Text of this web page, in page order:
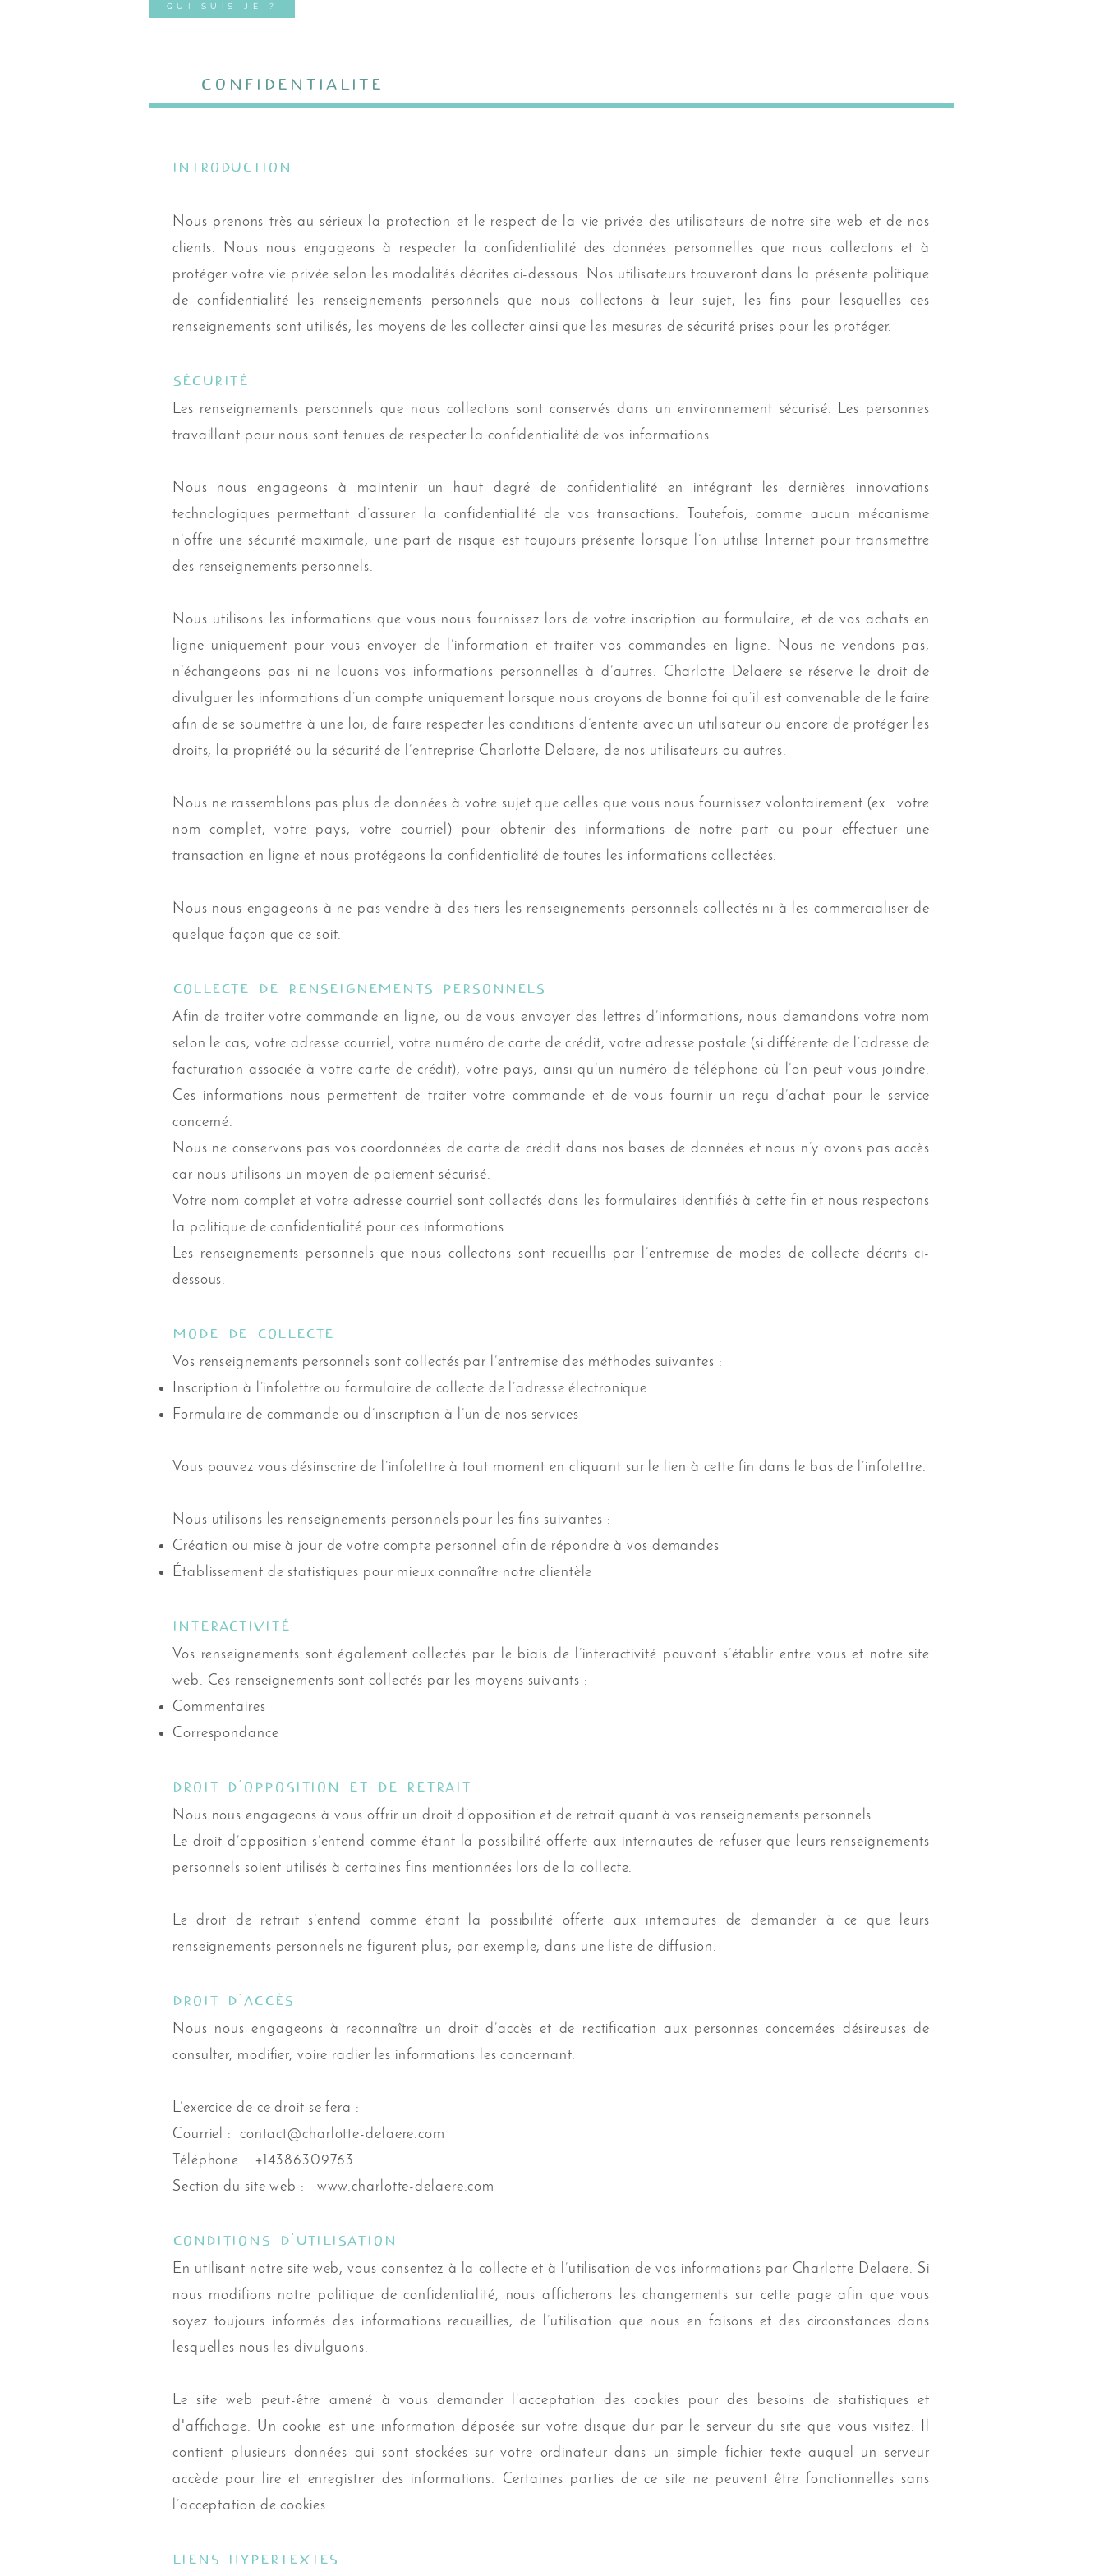
QUI SUIS-JE ?
CONFIDENTIALITE
Introduction
Nous prenons très au sérieux la protection et le respect de la vie privée des utilisateurs de notre site web et de nos
clients. Nous nous engageons à respecter la confidentialité des données personnelles que nous collectons et à
protéger votre vie privée selon les modalités décrites ci-dessous. Nos utilisateurs trouveront dans la présente politique
de confidentialité les renseignements personnels que nous collectons à leur sujet, les fins pour lesquelles ces
renseignements sont utilisés, les moyens de les collecter ainsi que les mesures de sécurité prises pour les protéger.
Sécurité
Les renseignements personnels que nous collectons sont conservés dans un environnement sécurisé. Les personnes
travaillant pour nous sont tenues de respecter la confidentialité de vos informations.
Nous nous engageons à maintenir un haut degré de confidentialité en intégrant les dernières innovations
technologiques permettant d’assurer la confidentialité de vos transactions. Toutefois, comme aucun mécanisme
n’offre une sécurité maximale, une part de risque est toujours présente lorsque l’on utilise Internet pour transmettre
des renseignements personnels.
Nous utilisons les informations que vous nous fournissez lors de votre inscription au formulaire, et de vos achats en
ligne uniquement pour vous envoyer de l’information et traiter vos commandes en ligne. Nous ne vendons pas,
n’échangeons pas ni ne louons vos informations personnelles à d’autres. Charlotte Delaere se réserve le droit de
divulguer les informations d’un compte uniquement lorsque nous croyons de bonne foi qu’il est convenable de le faire
afin de se soumettre à une loi, de faire respecter les conditions d’entente avec un utilisateur ou encore de protéger les
droits, la propriété ou la sécurité de l’entreprise Charlotte Delaere, de nos utilisateurs ou autres.
Nous ne rassemblons pas plus de données à votre sujet que celles que vous nous fournissez volontairement (ex : votre
nom complet, votre pays, votre courriel) pour obtenir des informations de notre part ou pour effectuer une
transaction en ligne et nous protégeons la confidentialité de toutes les informations collectées.
Nous nous engageons à ne pas vendre à des tiers les renseignements personnels collectés ni à les commercialiser de
quelque façon que ce soit.
Collecte de renseignements personnels
Afin de traiter votre commande en ligne, ou de vous envoyer des lettres d’informations, nous demandons votre nom
selon le cas, votre adresse courriel, votre numéro de carte de crédit, votre adresse postale (si différente de l’adresse de
facturation associée à votre carte de crédit), votre pays, ainsi qu’un numéro de téléphone où l’on peut vous joindre.
Ces informations nous permettent de traiter votre commande et de vous fournir un reçu d’achat pour le service
concerné.
Nous ne conservons pas vos coordonnées de carte de crédit dans nos bases de données et nous n’y avons pas accès
car nous utilisons un moyen de paiement sécurisé.
Votre nom complet et votre adresse courriel sont collectés dans les formulaires identifiés à cette fin et nous respectons
la politique de confidentialité pour ces informations.
Les renseignements personnels que nous collectons sont recueillis par l’entremise de modes de collecte décrits ci-
dessous.
Mode de collecte
Vos renseignements personnels sont collectés par l’entremise des méthodes suivantes :
Inscription à l’infolettre ou formulaire de collecte de l’adresse électronique
Formulaire de commande ou d’inscription à l’un de nos services
Vous pouvez vous désinscrire de l’infolettre à tout moment en cliquant sur le lien à cette fin dans le bas de l’infolettre.
Nous utilisons les renseignements personnels pour les fins suivantes :
Création ou mise à jour de votre compte personnel afin de répondre à vos demandes
Établissement de statistiques pour mieux connaître notre clientèle
Interactivité
Vos renseignements sont également collectés par le biais de l’interactivité pouvant s’établir entre vous et notre site
web. Ces renseignements sont collectés par les moyens suivants :
Commentaires
Correspondance
Droit d’opposition et de retrait
Nous nous engageons à vous offrir un droit d’opposition et de retrait quant à vos renseignements personnels.
Le droit d’opposition s’entend comme étant la possibilité offerte aux internautes de refuser que leurs renseignements
personnels soient utilisés à certaines fins mentionnées lors de la collecte.
Le droit de retrait s’entend comme étant la possibilité offerte aux internautes de demander à ce que leurs
renseignements personnels ne figurent plus, par exemple, dans une liste de diffusion.
Droit d’accès
Nous nous engageons à reconnaître un droit d’accès et de rectification aux personnes concernées désireuses de
consulter, modifier, voire radier les informations les concernant.
L’exercice de ce droit se fera :
Courriel : contact@charlotte-delaere.com
Téléphone : +14386309763
Section du site web : www.charlotte-delaere.com
Conditions d’utilisation
En utilisant notre site web, vous consentez à la collecte et à l’utilisation de vos informations par Charlotte Delaere. Si
nous modifions notre politique de confidentialité, nous afficherons les changements sur cette page afin que vous
soyez toujours informés des informations recueillies, de l’utilisation que nous en faisons et des circonstances dans
lesquelles nous les divulguons.
Le site web peut-être amené à vous demander l’acceptation des cookies pour des besoins de statistiques et
d'affichage. Un cookie est une information déposée sur votre disque dur par le serveur du site que vous visitez. Il
contient plusieurs données qui sont stockées sur votre ordinateur dans un simple fichier texte auquel un serveur
accède pour lire et enregistrer des informations. Certaines parties de ce site ne peuvent être fonctionnelles sans
l’acceptation de cookies.
Liens hypertextes